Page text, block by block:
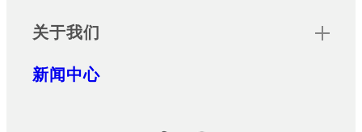
关于我们
新闻中心